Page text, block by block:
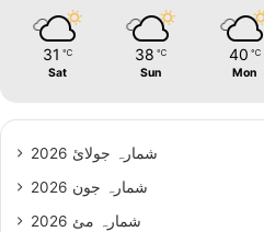
31 ℃
Sat
38 ℃
Sun
40 ℃
Mon
شمارہ جولائ 2026
شمارہ جون 2026
شمارہ مئ 2026